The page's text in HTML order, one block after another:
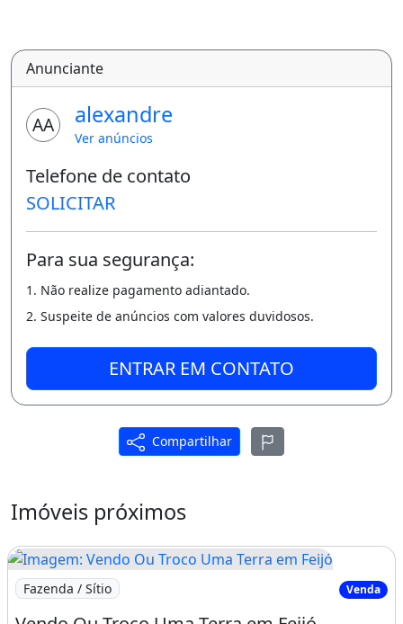
Anunciante
AA alexandre
Ver anúncios
Telefone de contato
SOLICITAR
Para sua segurança:
1. Não realize pagamento adiantado.
2. Suspeite de anúncios com valores duvidosos.
ENTRAR EM CONTATO
Compartilhar
Imóveis próximos
Imagem: Vendo Ou Troco Uma Terra em Feijó
Fazenda / Sítio Venda